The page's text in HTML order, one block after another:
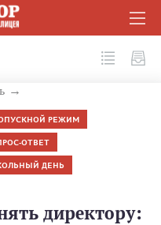
РЕЖИМ
ОТВЕТ
ДЕНЬ
директору: